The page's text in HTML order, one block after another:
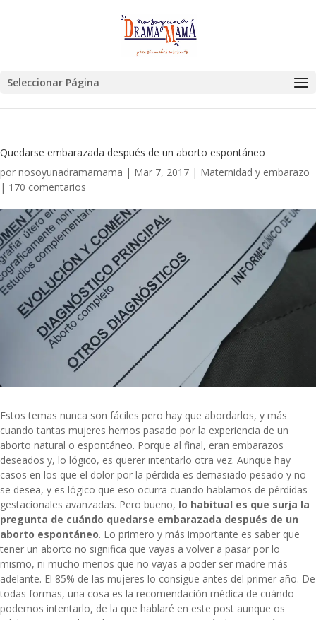
Seleccionar Página
Quedarse embarazada después de un aborto espontáneo
por nosoyunadramamama | Mar 7, 2017 | Maternidad y embarazo
| 170 comentarios
Estos temas nunca son fáciles pero hay que abordarlos, y más
cuando tantas mujeres hemos pasado por la experiencia de un
aborto natural o espontáneo. Porque al final, eran embarazos
deseados y, lo lógico, es querer intentarlo otra vez. Aunque hay
casos en los que el dolor por la pérdida es demasiado pesado y no
se desea, y es lógico que eso ocurra cuando hablamos de pérdidas
gestacionales avanzadas. Pero bueno, lo habitual es que surja la
pregunta de cuándo quedarse embarazada después de un
aborto espontáneo. Lo primero y más importante es saber que
tener un aborto no significa que vayas a volver a pasar por lo
mismo, ni mucho menos que no vayas a poder ser madre más
adelante. El 85% de las mujeres lo consigue antes del primer año. De
todas formas, una cosa es la recomendación médica de cuándo
podemos intentarlo, de la que hablaré en este post aunque os